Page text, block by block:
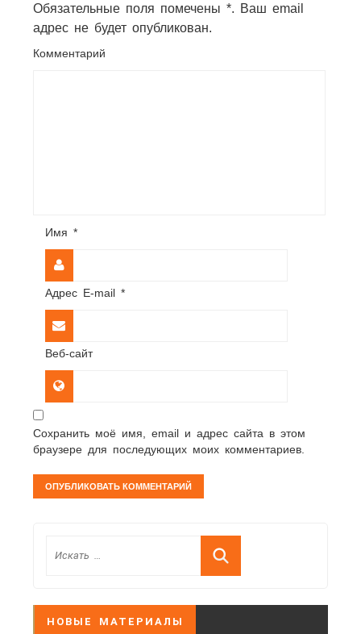
Обязательные поля помечены *. Ваш email
адрес не будет опубликован.
Комментарий
Имя *
Адрес E-mail *
Веб-сайт
Сохранить моё имя, email и адрес сайта в этом
браузере для последующих моих комментариев.
НОВЫЕ МАТЕРИАЛЫ